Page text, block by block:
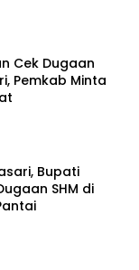
Cek Dugaan
Pemkab Minta
Bupati
SHM di